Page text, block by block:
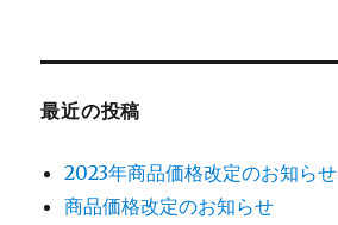
最近の投稿
2023年商品価格改定のお知らせ
商品価格改定のお知らせ